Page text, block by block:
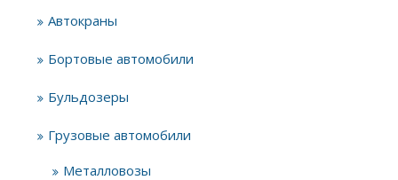
Автокраны
Бортовые автомобили
Бульдозеры
Грузовые автомобили
Металловозы